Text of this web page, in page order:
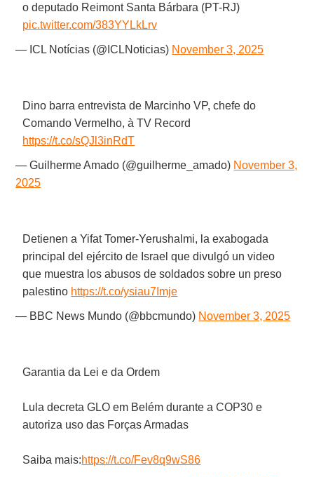
o deputado Reimont Santa Bárbara (PT-RJ)
pic.twitter.com/383YYLkLrv
— ICL Notícias (@ICLNoticias) November 3, 2025
Dino barra entrevista de Marcinho VP, chefe do
Comando Vermelho, à TV Record
https://t.co/sQJl3inRdT
— Guilherme Amado (@guilherme_amado) November 3,
2025
Detienen a Yifat Tomer-Yerushalmi, la exabogada
principal del ejército de Israel que divulgó un video
que muestra los abusos de soldados sobre un preso
palestino https://t.co/ysiau7Imje
— BBC News Mundo (@bbcmundo) November 3, 2025
Garantia da Lei e da Ordem
Lula decreta GLO em Belém durante a COP30 e
autoriza uso das Forças Armadas
Saiba mais:https://t.co/Fev8q9wS86